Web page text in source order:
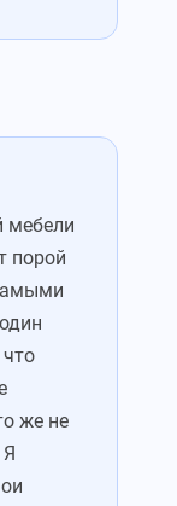
мебели
порой
же не